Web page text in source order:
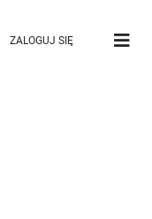
ZALOGUJ SIĘ